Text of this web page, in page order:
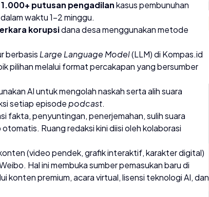
1.000+ putusan pengadilankasus pembunuhan
waktu 1-2 minggu.
korupsidana desa menggunakan metode
berbasis Large Language Model(LLM) di Kompas.id
pilihan melalui format percakapan yang bersumber
AI untuk mengolah naskah serta alih suara
setiap episodepodcast.
fakta, penyuntingan, penerjemahan, sulih suara
Ruang redaksi kini diisi oleh kolaborasi
(video pendek, grafik interaktif, karakter digital)
Hal ini membuka sumber pemasukan baru di
konten premium, acara virtual, lisensi teknologi AI, dan